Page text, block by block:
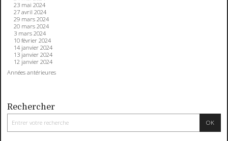
23 mai 2024
27 avril 2024
29 mars 2024
20 mars 2024
3 mars 2024
10 février 2024
14 janvier 2024
13 janvier 2024
12 janvier 2024
Années antérieures
Rechercher